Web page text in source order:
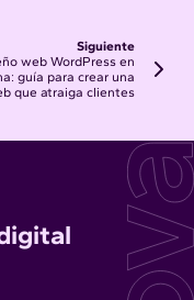
Siguiente
web WordPress en
guía para crear una
que atraiga clientes